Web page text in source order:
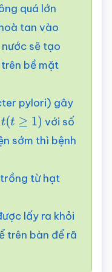
quá lớn
tan vào
sẽ tạo
bề mặt
pylori) gây
t(t ≥1)
với số
sớm thì bệnh
từ hạt
lấy ra khỏi
trên bàn để rã